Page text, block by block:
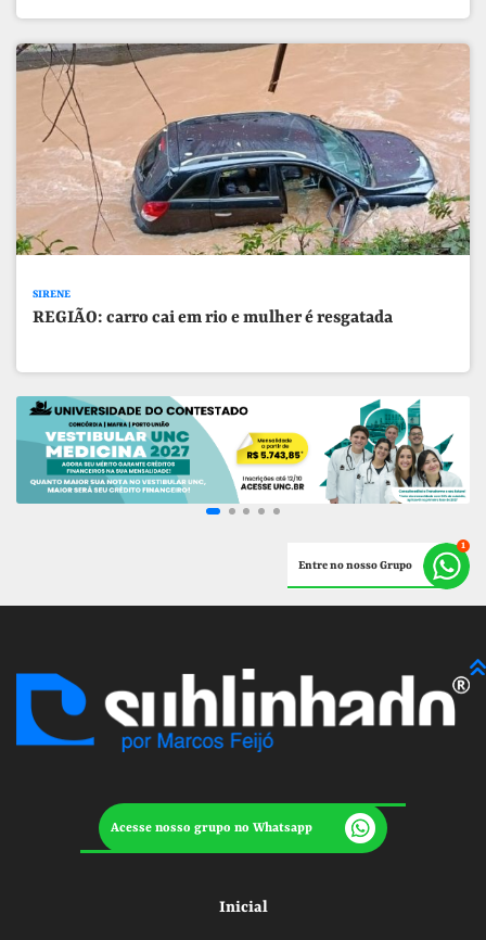
SIRENE
REGIÃO: carro cai em rio e mulher é resgatada
Entre no nosso Grupo
Acesse nosso grupo no Whatsapp
Inicial